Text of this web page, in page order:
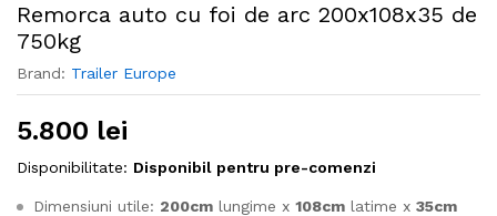
Remorca auto cu foi de arc 200x108x35 de
750kg
Brand: Trailer Europe
5.800 lei
Disponibilitate: Disponibil pentru pre-comenzi
Dimensiuni utile: 200cm lungime x 108cm latime x 35cm